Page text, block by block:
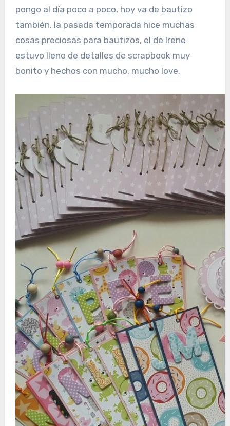
pongo al día poco a poco, hoy va de bautizo
también, la pasada temporada hice muchas
cosas preciosas para bautizos, el de Irene
estuvo lleno de detalles de scrapbook muy
bonito y hechos con mucho, mucho love.